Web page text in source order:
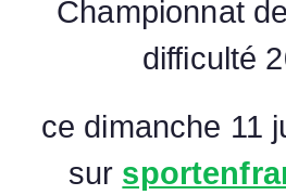
Championnat
difficulté
ce dimanche 11
sur